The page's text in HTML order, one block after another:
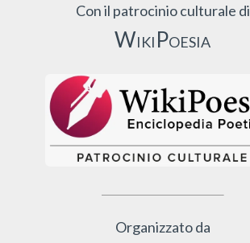
Con il patrocinio culturale di
WikiPoesia
Organizzato da